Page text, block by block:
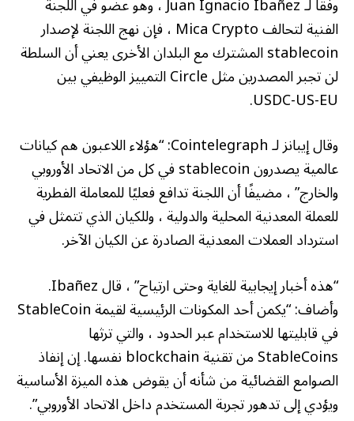
الفنية لتحالف Mica Crypto ، فإن نهج اللجنة لإصدار
stablecoin المشترك مع البلدان الأخرى يعني أن السلطة
لن تجبر المصدرين مثل Circle التمييز الوظيفي بين
USDC-US-EU.
وقال إيبانز لـ Cointelegraph: “هؤلاء اللاعبون هم كيانات
عالمية يصدرون stablecoin في كل من الاتحاد الأوروبي
والخارج” ، مضيفًا أن اللجنة تدافع فعليًا للمعاملة الفطرية
للعملة المعدنية المحلية والدولية ، وللكيان الذي تتمثل في
استرداد العملات المعدنية الصادرة عن الكيان الآخر.
“هذه أخبار إيجابية للغاية وحتى ارتياح” ، قال Ibañez.
وأضاف: “يكمن أحد المكونات الرئيسية لقيمة StableCoin
في قابليتها للاستخدام عبر الحدود ، والتي ترثها
StableCoins من تقنية blockchain نفسها. إن إنفاذ
الصوامع القضائية من شأنه أن يقوض هذه الميزة الأساسية
ويؤدي إلى تدهور تجربة المستخدم داخل الاتحاد الأوروبي”.